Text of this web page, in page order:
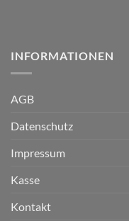
INFORMATIONEN
AGB
Datenschutz
Impressum
Kasse
Kontakt